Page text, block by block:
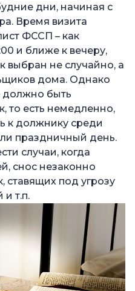
дни, начиная с
Время визита
ФССП – как
и ближе к вечеру,
выбран не случайно, а
дома. Однако
должно быть
то есть немедленно,
к должнику среди
праздничный день.
случаи, когда
снос незаконно
ставящих под угрозу
т.п.